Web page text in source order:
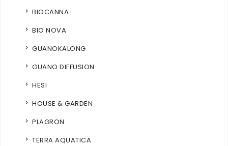
BIOCANNA
BIO NOVA
GUANOKALONG
GUANO DIFFUSION
HESI
HOUSE & GARDEN
PLAGRON
TERRA AQUATICA